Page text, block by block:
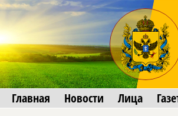
Главная Новости Лица